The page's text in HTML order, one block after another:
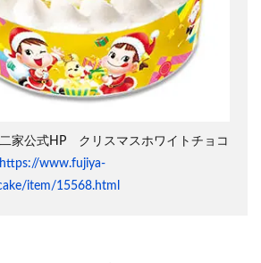
家公式HP クリスマスホワイトチョコ
https://www.fujiya-
item/15568.html